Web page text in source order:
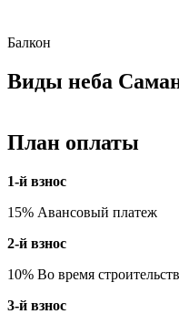
Балкон
Виды неба
План оплаты
1-й взнос
15% Авансовый платеж
2-й взнос
10% Во время
3-й взнос